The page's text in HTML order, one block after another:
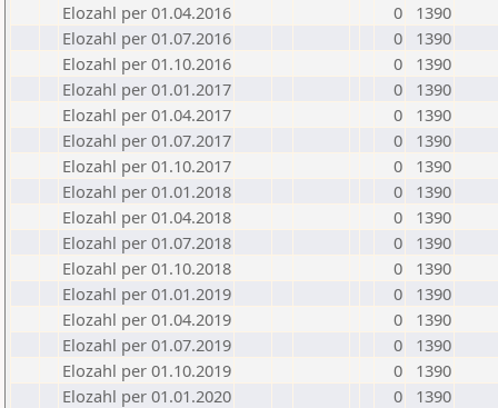
Elozahl per 01.04.2016
0
1390
Elozahl per 01.07.2016
0
1390
Elozahl per 01.10.2016
0
1390
Elozahl per 01.01.2017
0
1390
Elozahl per 01.04.2017
0
1390
Elozahl per 01.07.2017
0
1390
Elozahl per 01.10.2017
0
1390
Elozahl per 01.01.2018
0
1390
Elozahl per 01.04.2018
0
1390
Elozahl per 01.07.2018
0
1390
Elozahl per 01.10.2018
0
1390
Elozahl per 01.01.2019
0
1390
Elozahl per 01.04.2019
0
1390
Elozahl per 01.07.2019
0
1390
Elozahl per 01.10.2019
0
1390
Elozahl per 01.01.2020
0
1390